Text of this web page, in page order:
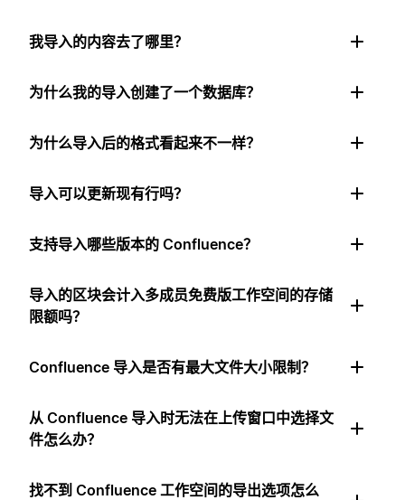
我导入的内容去了哪里？
为什么我的导入创建了一个数据库？
为什么导入后的格式看起来不一样？
导入可以更新现有行吗？
支持导入哪些版本的 Confluence？
导入的区块会计入多成员免费版工作空间的存储
限额吗？
Confluence 导入是否有最大文件大小限制？
从 Confluence 导入时无法在上传窗口中选择文
件怎么办？
找不到 Confluence 工作空间的导出选项怎么